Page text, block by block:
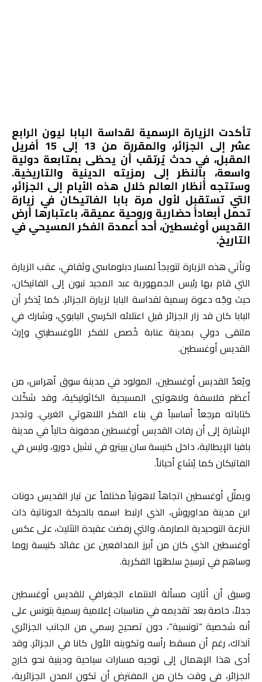
تأكدت الزيارة الرسمية لقداسة البابا ليون الرابع
عشر إلى الجزائر، والمقررة من 13 إلى 15 أفريل
المقبل، في حدث يُرتقب أن يحظى بمتابعة دولية
واسعة، بالنظر إلى رمزيته الدينية والتاريخية.
وستتجه أنظار العالم خلال هذه الأيام إلى الجزائر،
التي تستقبل لأول مرة بابا الفاتيكان في زيارة
تحمل أبعاداً حضارية وروحية عميقة، باعتبارها أرض
القديس أوغسطين، أحد أعمدة الفكر المسيحي في
التاريخ.
وتأتي هذه الزيارة تتويجاً لمسار دبلوماسي وثقافي، عقب الزيارة
التي قام بها رئيس الجمهورية عبد المجيد تبون إلى الفاتيكان،
حيث وجّه دعوة رسمية لقداسة البابا لزيارة الجزائر. كما يُذكر أن
البابا كان قد زار الجزائر قبل اعتلائه الكرسي البابوي، وشارك في
ملتقى دولي بمدينة عنابة خُصص للفكر الأوغسطيني وإرث
القديس أوغسطين.
ويُعدّ القديس أوغسطين، المولود في مدينة سوق أهراس، من
أعظم فلاسفة ولاهوتيي المسيحية الكاثوليكية، وقد شكّلت
كتاباته مرجعاً أساسياً في بناء الفكر اللاهوتي الغربي. وتجدر
الإشارة إلى أن رفات القديس أوغسطين مدفونة حالياً في مدينة
بافيا الإيطالية، داخل كنيسة سان بييترو في تشيل دورو، وليس في
الفاتيكان كما يُشاع أحياناً.
ويمثّل أوغسطين اتجاهاً لاهوتياً مختلفاً عن تيار القديس دونات
ابن مدينة مداوروش، الذي ارتبط اسمه بالحركة الدوناتية ذات
النزعة التوحيدية الصارمة، والتي رفضت عقيدة التثليث، على عكس
أوغسطين الذي كان من أبرز المدافعين عن عقائد كنيسة روما
وساهم في ترسيخ سلطتها الفكرية.
وسبق أن أثارت مسألة الانتماء الجغرافي للقديس أوغسطين
جدلاً، خاصة بعد تقديمه في مناسبات إعلامية رسمية بتونس على
أنه شخصية “تونسية”، دون تصحيح رسمي من الجانب الجزائري
آنذاك، رغم أن مسقط رأسه وتكوينه الأول كانا في الجزائر. وقد
أدى هذا الإهمال إلى توجيه مسارات سياحية ودينية نحو خارج
الجزائر، في وقت كان من المفترض أن تكون المدن الجزائرية،